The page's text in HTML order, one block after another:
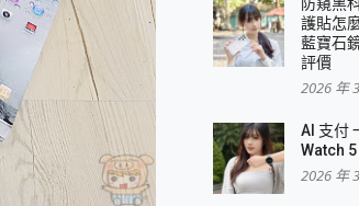
支援雙設備連接~
電競掌機
柔光環、拍攝功能最好玩的美拍神機 vivo
機 開箱 評測
最會吸的行動電源 開箱 評測
氣炸鍋
商稅嗎?
案價最低 NT$0 起
護貼怎
藍寶石
評價
2026 年
AI 支付
Watch
2026 年